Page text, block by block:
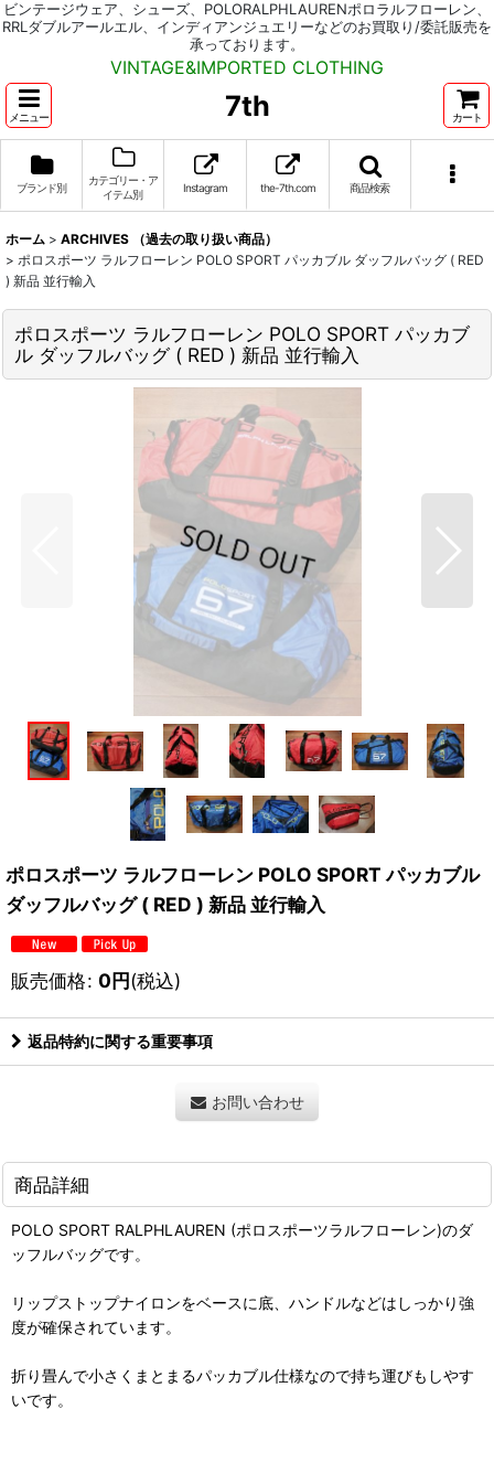
ビンテージウェア、シューズ、POLORALPHLAURENポロラルフローレン、
RRLダブルアールエル、インディアンジュエリーなどのお買取り/委託販売を
承っております。
VINTAGE&IMPORTED CLOTHING
メニュー 7th カート
ブランド別
カテゴリー・ア
イテム別
Instagram the-7th.com 商品検索
ホーム > ARCHIVES （過去の取り扱い商品）
> ポロスポーツ ラルフローレン POLO SPORT パッカブル ダッフルバッグ ( RED
) 新品 並行輸入
ポロスポーツ ラルフローレン POLO SPORT パッカブ
ル ダッフルバッグ ( RED ) 新品 並行輸入
ポロスポーツ ラルフローレン POLO SPORT パッカブル
ダッフルバッグ ( RED ) 新品 並行輸入
販売価格: 0円(税込)
返品特約に関する重要事項
お問い合わせ
商品詳細
POLO SPORT RALPHLAUREN (ポロスポーツラルフローレン)のダ
ッフルバッグです。
リップストップナイロンをベースに底、ハンドルなどはしっかり強
度が確保されています。
折り畳んで小さくまとまるパッカブル仕様なので持ち運びもしやす
いです。